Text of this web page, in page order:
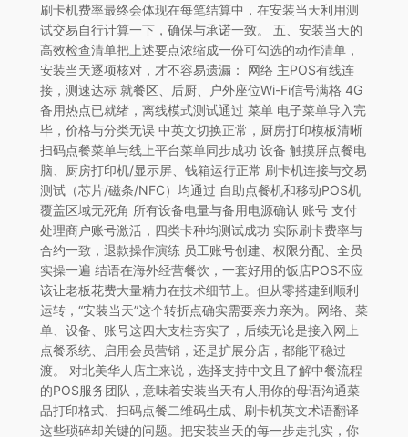
刷卡机费率最终会体现在每笔结算中，在安装当天利用测
试交易自行计算一下，确保与承诺一致。 五、安装当天的
高效检查清单把上述要点浓缩成一份可勾选的动作清单，
安装当天逐项核对，才不容易遗漏： 网络 主POS有线连
接，测速达标 就餐区、后厨、户外座位Wi-Fi信号满格 4G
备用热点已就绪，离线模式测试通过 菜单 电子菜单导入完
毕，价格与分类无误 中英文切换正常，厨房打印模板清晰
扫码点餐菜单与线上平台菜单同步成功 设备 触摸屏点餐电
脑、厨房打印机/显示屏、钱箱运行正常 刷卡机连接与交易
测试（芯片/磁条/NFC）均通过 自助点餐机和移动POS机
覆盖区域无死角 所有设备电量与备用电源确认 账号 支付
处理商户账号激活，四类卡种均测试成功 实际刷卡费率与
合约一致，退款操作演练 员工账号创建、权限分配、全员
实操一遍 结语在海外经营餐饮，一套好用的饭店POS不应
该让老板花费大量精力在技术细节上。但从零搭建到顺利
运转，“安装当天”这个转折点确实需要亲力亲为。网络、菜
单、设备、账号这四大支柱夯实了，后续无论是接入网上
点餐系统、启用会员营销，还是扩展分店，都能平稳过
渡。 对北美华人店主来说，选择支持中文且了解中餐流程
的POS服务团队，意味着安装当天有人用你的母语沟通菜
品打印格式、扫码点餐二维码生成、刷卡机英文术语翻译
这些琐碎却关键的问题。把安装当天的每一步走扎实，你